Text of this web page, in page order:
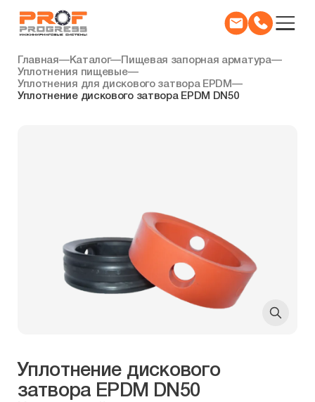
Главная—Каталог— Пищевая запорная арматура—
Уплотнения пищевые—
Уплотнения для дискового затвора EPDM—
Уплотнение дискового затвора EPDM DN50
Уплотнение дискового
затвора EPDM DN50